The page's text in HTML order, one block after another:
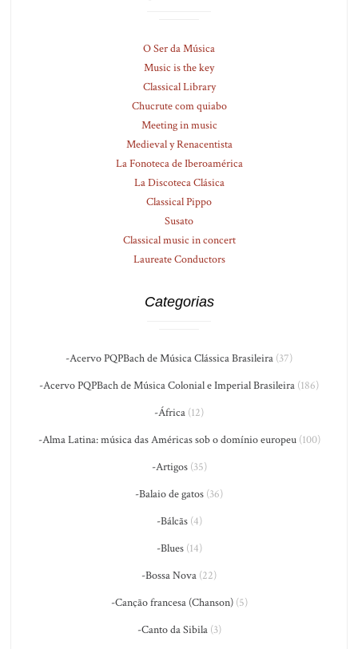
O Ser da Música
Music is the key
Classical Library
Chucrute com quiabo
Meeting in music
Medieval y Renacentista
La Fonoteca de Iberoamérica
La Discoteca Clásica
Classical Pippo
Susato
Classical music in concert
Laureate Conductors
Categorias
-Acervo PQPBach de Música Clássica Brasileira (37)
-Acervo PQPBach de Música Colonial e Imperial Brasileira (186)
-África (12)
-Alma Latina: música das Américas sob o domínio europeu(100)
-Artigos(35)
-Balaio de gatos (36)
-Bálcãs(4)
-Blues(14)
-Bossa Nova (22)
-Canção francesa (Chanson)(5)
-Canto da Sibila(3)